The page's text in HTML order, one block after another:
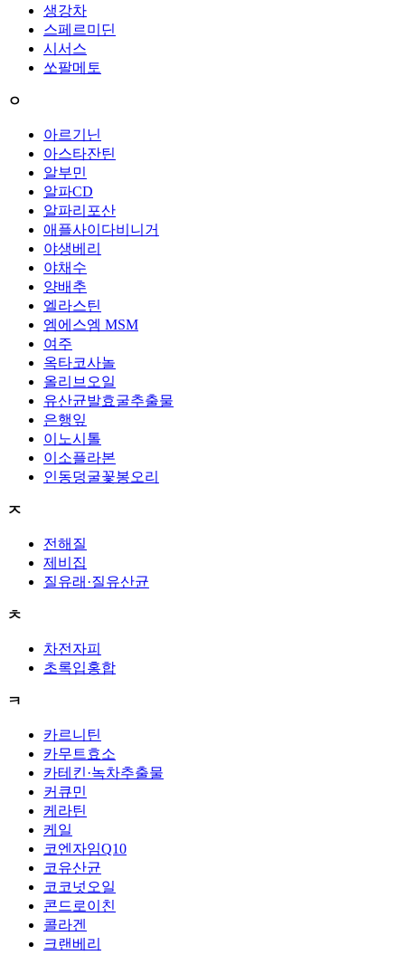
생강차
스페르미딘
시서스
쏘팔메토
ㅇ
아르기닌
아스타잔틴
알부민
알파CD
알파리포산
애플사이다비니거
야생베리
야채수
양배추
엘라스틴
엠에스엠 MSM
여주
옥타코사놀
올리브오일
유산균발효굴추출물
은행잎
이노시톨
이소플라본
인동덩굴꽃봉오리
ㅈ
전해질
제비집
질유래·질유산균
ㅊ
차전자피
초록입홍합
ㅋ
카르니틴
카무트효소
카테킨·녹차추출물
커큐민
케라틴
케일
코엔자임Q10
코유산균
코코넛오일
콘드로이친
콜라겐
크랜베리